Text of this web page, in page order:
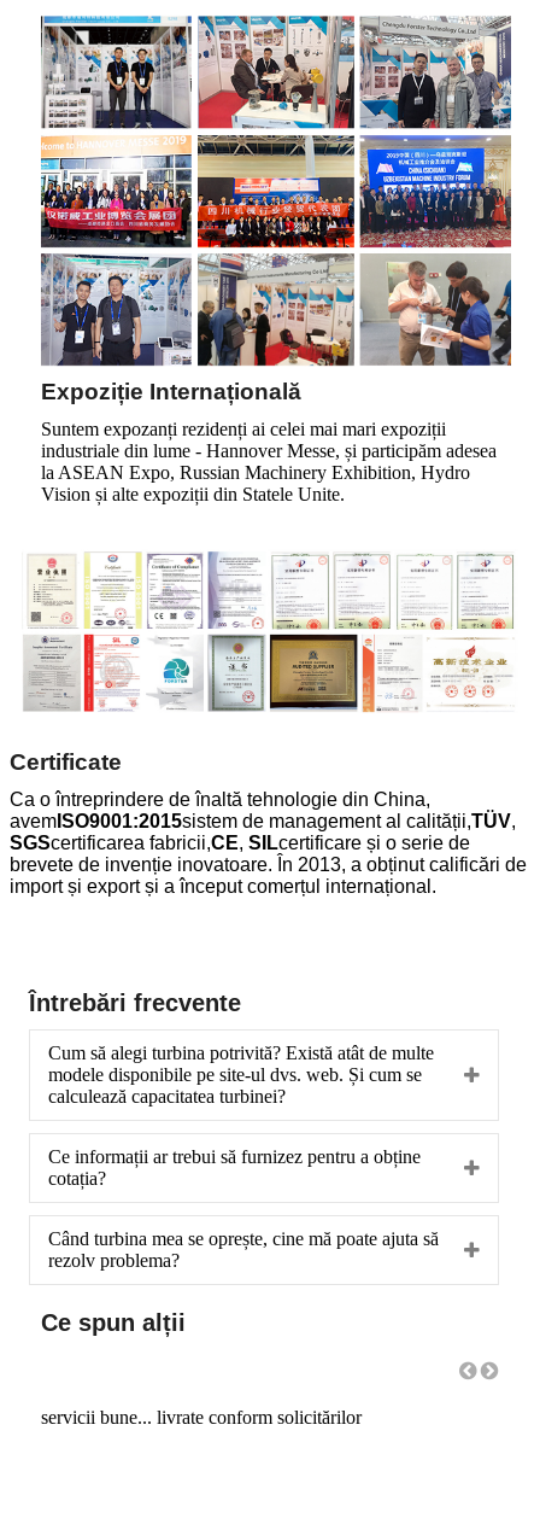
Expoziție Internațională
Suntem expozanți rezidenți ai celei mai mari expoziții
industriale din lume - Hannover Messe, și participăm adesea
la ASEAN Expo, Russian Machinery Exhibition, Hydro
Vision și alte expoziții din Statele Unite.
Certificate
Ca o întreprindere de înaltă tehnologie din China,
avem ISO9001:2015sistem de management al calității,TÜV,
SGScertificarea fabricii,CE, SILcertificare și o serie de
brevete de invenție inovatoare. În 2013, a obținut calificări de
import și export și a început comerțul internațional.
Întrebări frecvente
Cum să alegi turbina potrivită? Există atât de multe
modele disponibile pe site-ul dvs. web. Și cum se
calculează capacitatea turbinei?
Ce informații ar trebui să furnizez pentru a obține
cotația?
Când turbina mea se oprește, cine mă poate ajuta să
rezolv problema?
Ce spun alții
servicii bune... livrate conform solicitărilor